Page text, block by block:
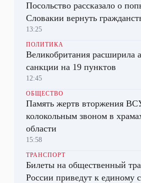
Посольство рассказало о
Словакии вернуть
13:25
ПОЛИТИКА
Великобритания расширила
санкции на 19 пунктов
12:45
ОБЩЕСТВО
Память жертв вторжения
колокольным звоном в
области
15:58
ТРАНСПОРТ
Билеты на общественный
России приведут к единому